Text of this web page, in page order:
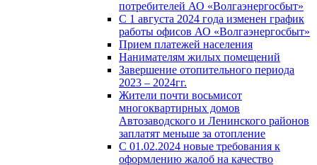
потребителей АО «Волгаэнергосбыт»
С 1 августа 2024 года изменен график
работы офисов АО «Волгаэнергосбыт»
Прием платежей населения
Нанимателям жилых помещений
Завершение отопительного периода
2023 – 2024гг.
Жители почти восьмисот
многоквартирных домов
Автозаводского и Ленинского районов
заплатят меньше за отопление
С 01.02.2024 новые требования к
оформлению жалоб на качество